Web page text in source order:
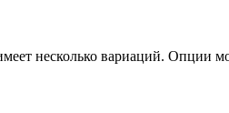
несколько вариаций. Опции